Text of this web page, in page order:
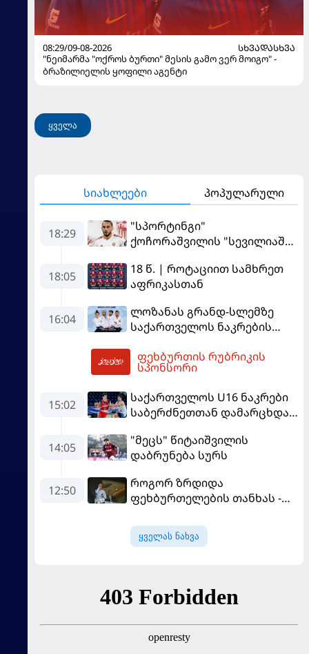
08:29/09-08-2026
ᲡᲮᲕᲐᲓᲐᲡᲮᲕᲐ
"ნეიმარმა "ოქროს ბურთი" მესის გამო ვერ მოიგო" -
ბრაზილიელის ყოფილი აგენტი
ყველა
სიახლეები პოპულარული
18:29
"სპორტინგი"
ქოჩორაშვილის "სევილიაში"
ხდება ტრანსფერთან
დაკავშირებით?
18:05
18 წ. | როტაციით სამხრეთ
აფრიკასთან
16:04
ლოზანას გრანდ-სლემზე
საქართველოს ნაკრების
ფეხბურთის რუბრიკის
სპონსორი
15:02
საქართველოს U16 ნაკრები
საბერძნეთთან დამარცხდა
საფრანგეთს შეხვდება
14:05
"მეცს" წიტაიშვილის
დაბრუნება სურს
12:50
როგორ ზრდიდა
ფეხბურთელების თანხას -
სქემა გაამხილა
ყველას ნახვა